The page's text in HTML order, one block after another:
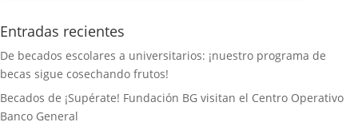
Entradas recientes
De becados escolares a universitarios: ¡nuestro programa de
becas sigue cosechando frutos!
Becados de ¡Supérate! Fundación BG visitan el Centro Operativo
Banco General